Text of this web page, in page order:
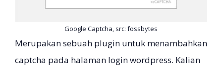
Google Captcha, src: fossbytes
Merupakan sebuah plugin untuk menambahkan
captcha pada halaman login wordpress. Kalian